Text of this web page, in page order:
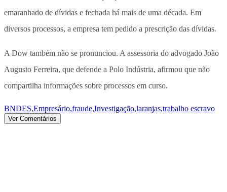
emaranhado de dívidas e fechada há mais de uma década. Em
diversos processos, a empresa tem pedido a prescrição das dívidas.
A Dow também não se pronunciou. A assessoria do advogado João
Augusto Ferreira, que defende a Polo Indústria, afirmou que não
compartilha informações sobre processos em curso.
BNDES,Empresário,fraude,Investigação,laranjas,trabalho escravo
Ver Comentários